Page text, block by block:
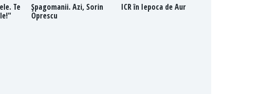
Te
Şpagomanii. Azi, Sorin
Oprescu
ICR în Iepoca de Aur